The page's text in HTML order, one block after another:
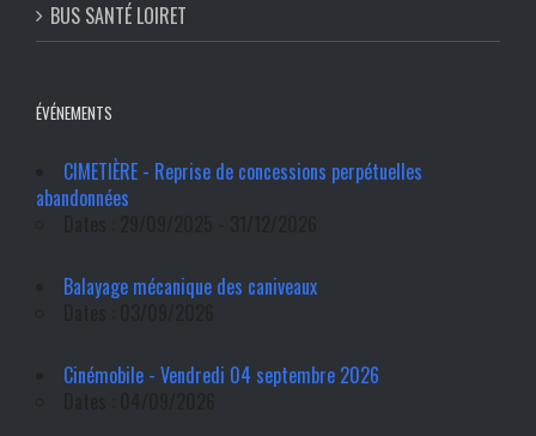
BUS SANTÉ LOIRET
ÉVÉNEMENTS
CIMETIÈRE - Reprise de concessions perpétuelles
abandonnées
Balayage mécanique des caniveaux
Cinémobile - Vendredi 04 septembre 2026